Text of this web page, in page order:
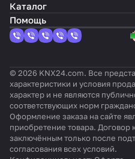
Каталог
Помощь
© 2026 KNX24.com. Все
характеристики и условия
характер и не являются
соответствующих норм
Оформление заказа на сайте
приобретение товара. Договор
заключённым только после
согласования всех условий.